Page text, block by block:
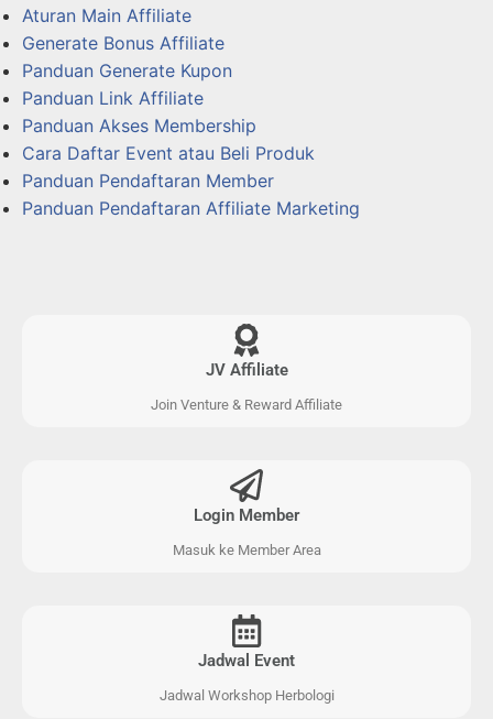
Aturan Main Affiliate
Generate Bonus Affiliate
Panduan Generate Kupon
Panduan Link Affiliate
Panduan Akses Membership
Cara Daftar Event atau Beli Produk
Panduan Pendaftaran Member
Panduan Pendaftaran Affiliate Marketing
JV Affiliate
Join Venture & Reward Affiliate
Login Member
Masuk ke Member Area
Jadwal Event
Jadwal Workshop Herbologi